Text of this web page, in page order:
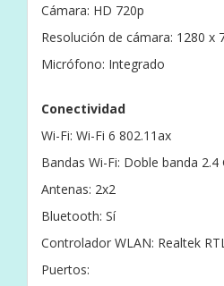
Cámara: HD 720p
Resolución de cámara: 1280 x
Micrófono: Integrado
Conectividad
Wi-Fi: Wi-Fi 6 802.11ax
Bandas Wi-Fi: Doble banda 2.4
Antenas: 2x2
Bluetooth: Sí
Controlador WLAN: Realtek
Puertos: